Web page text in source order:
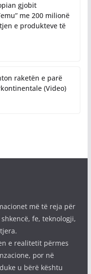
gjobit
me 200 milionë
e produkteve të
raketën e parë
(Video)
më të reja për
fe, teknologji,
e realitetit përmes
por në
u bërë kështu